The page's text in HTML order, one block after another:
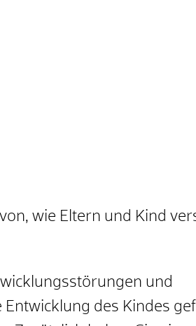
wie Eltern und Kind
und
des Kindes